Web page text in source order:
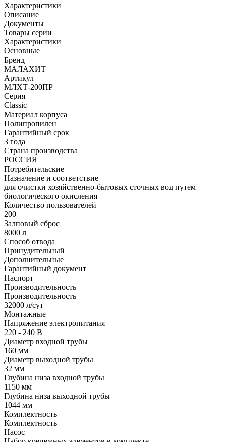
Характеристики
Описание
Документы
Товары серии
Характеристики
Основные
Бренд
МАЛАХИТ
Артикул
МЛХТ-200ПР
Серия
Classic
Материал корпуса
Полипропилен
Гарантийный срок
3 года
Страна производства
РОССИЯ
Потребительские
Назначение и соответствие
для очистки хозяйственно-бытовых сточных вод путем
биологического окисления
Количество пользователей
200
Залповый сброс
8000 л
Способ отвода
Принудительный
Дополнительные
Гарантийный документ
Паспорт
Производительность
Производительность
32000 л/сут
Монтажные
Напряжение электропитания
220 - 240 В
Диаметр входной трубы
160 мм
Диаметр выходной трубы
32 мм
Глубина низа входной трубы
1150 мм
Глубина низа выходной трубы
1044 мм
Комплектность
Комплектность
Насос